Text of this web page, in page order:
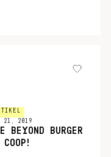
21, 2019
BEYOND BURGER
COOP!